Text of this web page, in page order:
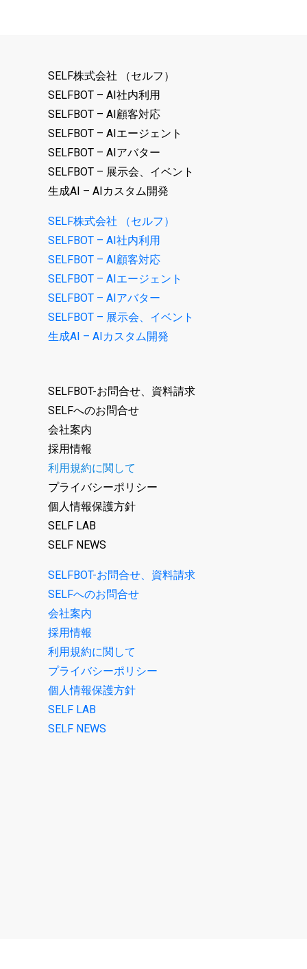
SELF株式会社 （セルフ）
SELFBOT – AI社内利用
SELFBOT – AI顧客対応
SELFBOT – AIエージェント
SELFBOT – AIアバター
SELFBOT – 展示会、イベント
生成AI – AIカスタム開発
SELF株式会社 （セルフ）
SELFBOT – AI社内利用
SELFBOT – AI顧客対応
SELFBOT – AIエージェント
SELFBOT – AIアバター
SELFBOT – 展示会、イベント
生成AI – AIカスタム開発
SELFBOT-お問合せ、資料請求
SELFへのお問合せ
会社案内
採用情報
利用規約に関して
プライバシーポリシー
個人情報保護方針
SELF LAB
SELF NEWS
SELFBOT-お問合せ、資料請求
SELFへのお問合せ
会社案内
採用情報
利用規約に関して
プライバシーポリシー
個人情報保護方針
SELF LAB
SELF NEWS